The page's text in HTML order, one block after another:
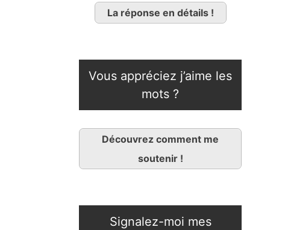
La réponse en détails !
Vous appréciez j’aime les
mots ?
Découvrez comment me
soutenir !
Signalez-moi mes